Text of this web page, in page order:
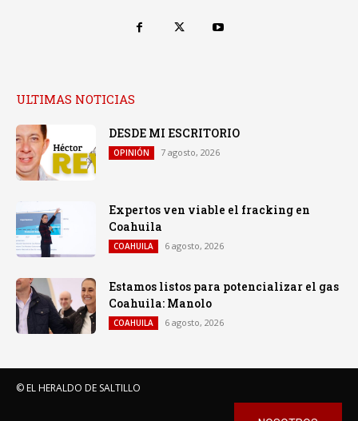
ULTIMAS NOTICIAS
DESDE MI ESCRITORIO
OPINIÓN 7 agosto, 2026
Expertos ven viable el fracking en
Coahuila
COAHUILA 6 agosto, 2026
Estamos listos para potencializar el gas
Coahuila: Manolo
COAHUILA 6 agosto, 2026
© EL HERALDO DE SALTILLO